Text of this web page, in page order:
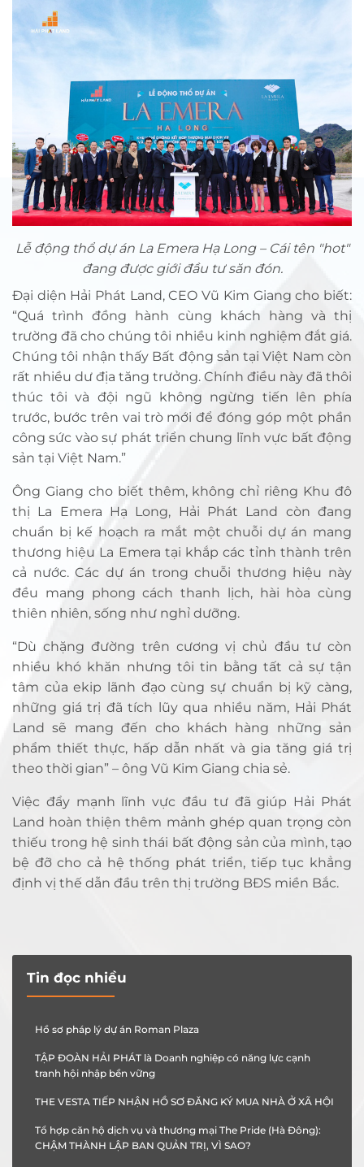
Lễ động thổ dự án La Emera Hạ Long – Cái tên "hot"
đang được giới đầu tư săn đón.
Đại diện Hải Phát Land, CEO Vũ Kim Giang cho biết:
“Quá trình đồng hành cùng khách hàng và thị
trường đã cho chúng tôi nhiều kinh nghiệm đắt giá.
Chúng tôi nhận thấy Bất động sản tại Việt Nam còn
rất nhiều dư địa tăng trưởng. Chính điều này đã thôi
thúc tôi và đội ngũ không ngừng tiến lên phía
trước, bước trên vai trò mới để đóng góp một phần
công sức vào sự phát triển chung lĩnh vực bất động
sản tại Việt Nam.”
Ông Giang cho biết thêm, không chỉ riêng Khu đô
thị La Emera Hạ Long, Hải Phát Land còn đang
chuẩn bị kế hoạch ra mắt một chuỗi dự án mang
thương hiệu La Emera tại khắp các tỉnh thành trên
cả nước. Các dự án trong chuỗi thương hiệu này
đều mang phong cách thanh lịch, hài hòa cùng
thiên nhiên, sống như nghỉ dưỡng.
“Dù chặng đường trên cương vị chủ đầu tư còn
nhiều khó khăn nhưng tôi tin bằng tất cả sự tận
tâm của ekip lãnh đạo cùng sự chuẩn bị kỹ càng,
những giá trị đã tích lũy qua nhiều năm, Hải Phát
Land sẽ mang đến cho khách hàng những sản
phẩm thiết thực, hấp dẫn nhất và gia tăng giá trị
theo thời gian” – ông Vũ Kim Giang chia sẻ.
Việc đẩy mạnh lĩnh vực đầu tư đã giúp Hải Phát
Land hoàn thiện thêm mảnh ghép quan trọng còn
thiếu trong hệ sinh thái bất động sản của mình, tạo
bệ đỡ cho cả hệ thống phát triển, tiếp tục khẳng
định vị thế dẫn đầu trên thị trường BĐS miền Bắc.
Tin đọc nhiều
Hồ sơ pháp lý dự án Roman Plaza
TẬP ĐOÀN HẢI PHÁT là Doanh nghiệp có năng lực cạnh
tranh hội nhập bền vững
THE VESTA TIẾP NHẬN HỒ SƠ ĐĂNG KÝ MUA NHÀ Ở XÃ HỘI
Tổ hợp căn hộ dịch vụ và thương mại The Pride (Hà Đông):
CHẬM THÀNH LẬP BAN QUẢN TRỊ, VÌ SAO?